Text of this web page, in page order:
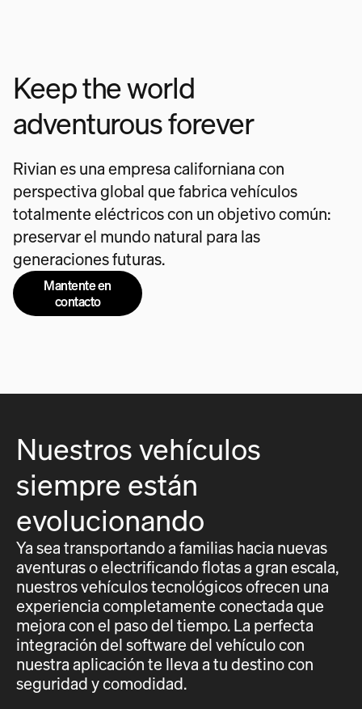
Keep the world
adventurous forever
Rivian es una empresa californiana con
perspectiva global que fabrica vehículos
totalmente eléctricos con un objetivo común:
preservar el mundo natural para las
generaciones futuras.
Mantente en
contacto
Nuestros vehículos
siempre están
evolucionando
Ya sea transportando a familias hacia nuevas
aventuras o electrificando flotas a gran escala,
nuestros vehículos tecnológicos ofrecen una
experiencia completamente conectada que
mejora con el paso del tiempo. La perfecta
integración del software del vehículo con
nuestra aplicación te lleva a tu destino con
seguridad y comodidad.